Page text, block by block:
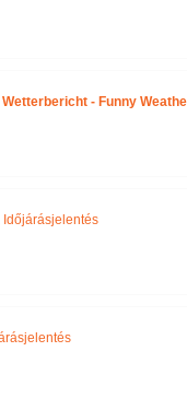
- Funny
Időjárásjelentés